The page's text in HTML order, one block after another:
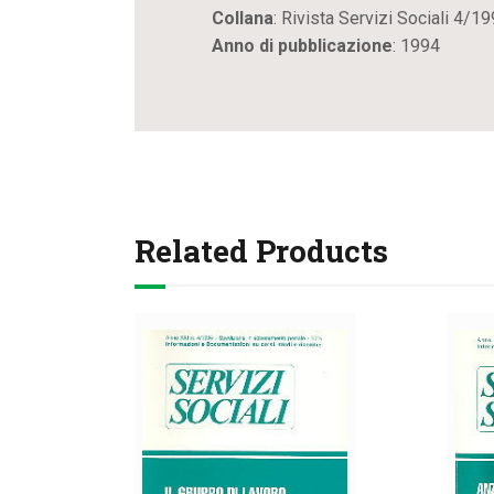
Collana: Rivista Servizi Sociali 4/
Anno di pubblicazione: 1994
Related Products